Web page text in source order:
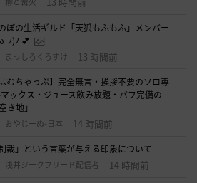
ぼの生活ギルド「天狐もふもふ」メンバー
ﾉ)ﾉ 💕
まっしろくろすけ 13 時間前
はむちゃっぷ】完全無言・挨拶不要のソロ専
ックス・ジュース飲み放題・バフ完備の
き地」
おやじーぬ-日本 14 時間前
制裁」という言葉が与える印象について
浅井ジークフリード配信者 14 時間前